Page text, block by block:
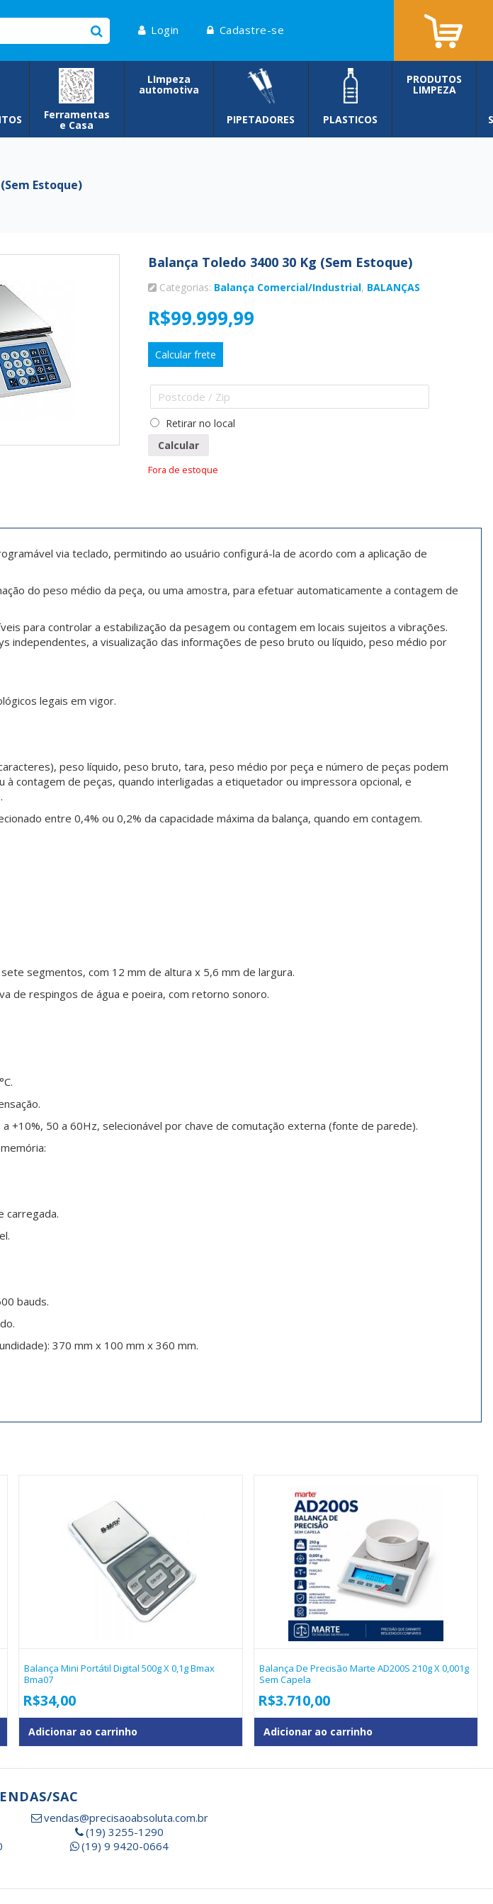
Login Cadastre-se
Ferramentas
e Casa
LImpeza
automotiva
PIPETADORES PLASTICOS
PRODUTOS
LIMPEZA
Estoque)
Balança Toledo 3400 30 Kg (sem Estoque)
Categorias: Balança Comercial/Industrial, BALANÇAS
R$99.999,99
Calcular frete
Retirar no local
Calcular
Fora de estoque
via teclado, permitindo ao usuário configurá-la de acordo com a aplicação de
do peso médio da peça, ou uma amostra, para efetuar automaticamente a contagem de
para controlar a estabilização da pesagem ou contagem em locais sujeitos a vibrações.
independentes, a visualização das informações de peso bruto ou líquido, peso médio por
legais em vigor.
peso líquido, peso bruto, tara, peso médio por peça e número de peças podem
contagem de peças, quando interligadas a etiquetador ou impressora opcional, e
entre 0,4% ou 0,2% da capacidade máxima da balança, quando em contagem.
segmentos, com 12 mm de altura x 5,6 mm de largura.
de respingos de água e poeira, com retorno sonoro.
+10%, 50 a 60Hz, selecionável por chave de comutação externa (fonte de parede).
carregada.
bauds.
370 mm x 100 mm x 360 mm.
Balança Mini Portátil Digital 500g X 0,1g Bmax
Bma07
R$34,00
Adicionar ao carrinho
Balança De Precisão Marte AD200S 210g X 0,001g
Sem Capela
R$3.710,00
Adicionar ao carrinho
SAC
vendas@precisaoabsoluta.com.br
(19) 3255-1290
(19) 9 9420-0664